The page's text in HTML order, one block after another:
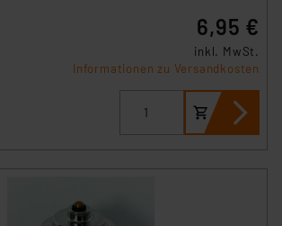
6,95 €
inkl. MwSt.
Informationen zu Versandkosten